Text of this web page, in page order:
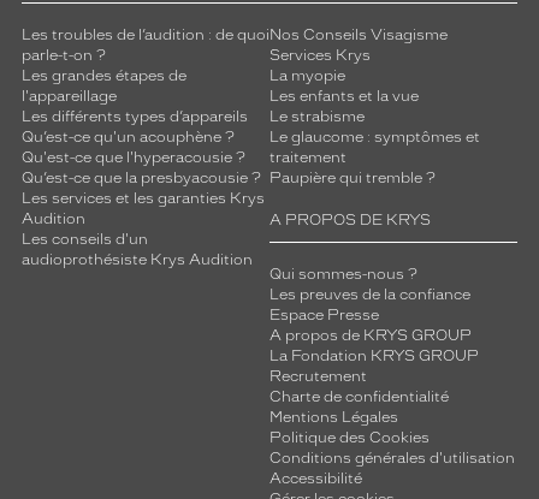
Les troubles de l’audition : de quoi
parle-t-on ?
Les grandes étapes de
l'appareillage
Les différents types d’appareils
Qu’est-ce qu'un acouphène ?
Qu'est-ce que l'hyperacousie ?
Qu’est-ce que la presbyacousie ?
Les services et les garanties Krys
Audition
Les conseils d'un
audioprothésiste Krys Audition
Nos Conseils Visagisme
Services Krys
La myopie
Les enfants et la vue
Le strabisme
Le glaucome : symptômes et
traitement
Paupière qui tremble ?
A PROPOS DE KRYS
Qui sommes-nous ?
Les preuves de la confiance
Espace Presse
A propos de KRYS GROUP
La Fondation KRYS GROUP
Recrutement
Charte de confidentialité
Mentions Légales
Politique des Cookies
Conditions générales d'utilisation
Accessibilité